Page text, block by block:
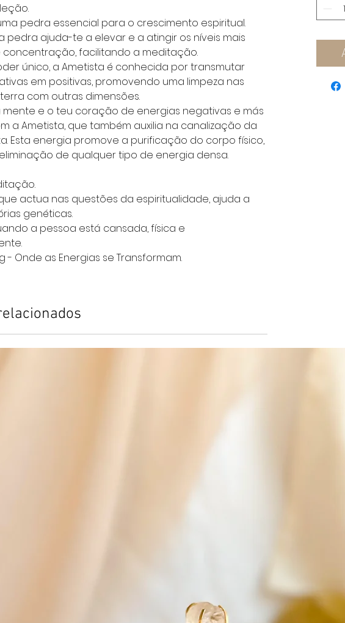
pedra essencial para o crescimento espiritual.
pedra ajuda-te a elevar e a atingir os níveis mais
facilitando a meditação.
único, a Ametista é conhecida por transmutar
em positivas, promovendo uma limpeza nas
com outras dimensões.
mente e o teu coração de energias negativas e más
a Ametista, que também auxilia na canalização da
Esta energia promove a purificação do corpo físico,
de qualquer tipo de energia densa.
actua nas questões da espiritualidade, ajuda a
genéticas.
a pessoa está cansada, física e
- Onde as Energias se Transformam.